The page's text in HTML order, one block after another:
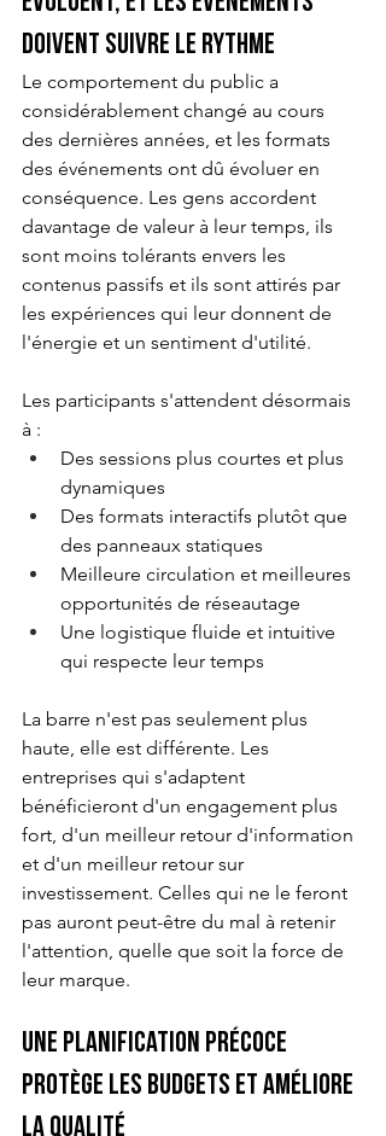
doivent suivre le rythme
Le comportement du public a
considérablement changé au cours
des dernières années, et les formats
des événements ont dû évoluer en
conséquence. Les gens accordent
davantage de valeur à leur temps, ils
sont moins tolérants envers les
contenus passifs et ils sont attirés par
les expériences qui leur donnent de
l'énergie et un sentiment d'utilité.
Les participants s'attendent désormais
à :
Des sessions plus courtes et plus
dynamiques
Des formats interactifs plutôt que
des panneaux statiques
Meilleure circulation et meilleures
opportunités de réseautage
Une logistique fluide et intuitive
qui respecte leur temps
La barre n'est pas seulement plus
haute, elle est différente. Les
entreprises qui s'adaptent
bénéficieront d'un engagement plus
fort, d'un meilleur retour d'information
et d'un meilleur retour sur
investissement. Celles qui ne le feront
pas auront peut-être du mal à retenir
l'attention, quelle que soit la force de
leur marque.
Une planification précoce
protège les budgets et améliore
la qualité